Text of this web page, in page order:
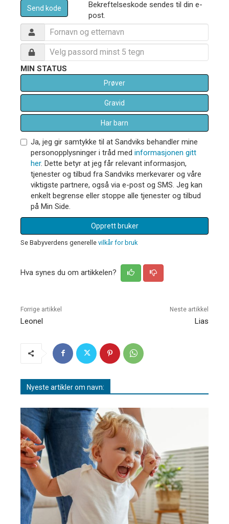
Send kode
Bekreftelseskode sendes til din e-
post.
MIN STATUS
Prøver
Gravid
Har barn
Ja, jeg gir samtykke til at Sandviks behandler mine
personopplysninger i tråd med informasjonen gitt
her. Dette betyr at jeg får relevant informasjon,
tjenester og tilbud fra Sandviks merkevarer og våre
viktigste partnere, også via e-post og SMS. Jeg kan
enkelt begrense eller stoppe alle tjenester og tilbud
på Min Side.
Opprett bruker
Se Babyverdens generelle vilkår for bruk
Hva synes du om artikkelen?
Forrige artikkel
Leonel
Neste artikkel
Lias
Nyeste artikler om navn: